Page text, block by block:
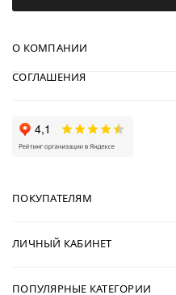
О КОМПАНИИ
СОГЛАШЕНИЯ
ПОКУПАТЕЛЯМ
ЛИЧНЫЙ КАБИНЕТ
ПОПУЛЯРНЫЕ КАТЕГОРИИ